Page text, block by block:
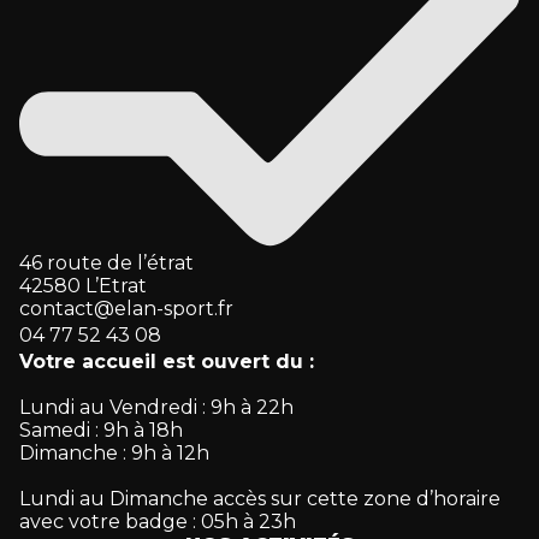
professionnelles, formations et événements
d’entreprise. Pour plus de renseignements
Nous proposons une alimentation saine et
variée avec notre service de restauration.
Des soins experts pour votre bien-être
physique. Contactez Eliott Delmoure pour
prendre rendez-vous sur Doctolib ou au
téléphone au 07 86 05 07 46.
46 route de l’étrat
42580 L’Etrat
contact@elan-sport.fr
04 77 52 43 08
Votre accueil est ouvert du :
Lundi au Vendredi : 9h à 22h
Samedi : 9h à 18h
Dimanche : 9h à 12h
Lundi au Dimanche accès sur cette zone d’horaire
avec votre badge : 05h à 23h